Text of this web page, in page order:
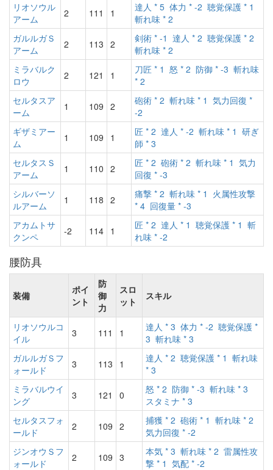
リオソウル
アーム
2 111 1 達人 * 5 体力 * -2 聴覚保護 * 1
斬れ味 * 2
ガルルガＳ
アーム
2 113 2 剣術 * -1 達人 * 2 聴覚保護 * 2
斬れ味 * 2
ミラバルク
ロウ
2 121 1 刀匠 * 1 怒 * 2 防御 * -3 斬れ味
* 2
セルタスア
ーム
1 109 2 砲術 * 2 斬れ味 * 1 気力回復 *
-2
ギザミアー
ム
1 109 1 匠 * 2 達人 * -2 斬れ味 * 1 研ぎ
師 * 3
セルタスＳ
アーム
1 110 2 匠 * 2 砲術 * 2 斬れ味 * 1 気力
回復 * -3
シルバーソ
ルアーム
1 118 2 痛撃 * 2 斬れ味 * 1 火属性攻撃
* 4 回復量 * -3
アカムトサ
クンペ
-2 114 1 匠 * 2 達人 * 1 聴覚保護 * 1 斬
れ味 * -2
腰防具
装備
ポイ
ント
防
御
力
スロ
ット
スキル
リオソウルコ
イル
3 111 1 達人 * 3 体力 * -2 聴覚保護 *
3 斬れ味 * 3
ガルルガＳフ
ォールド
3 113 1 達人 * 2 聴覚保護 * 1 斬れ味
* 3
ミラバルウイ
ング
3 121 0 怒 * 2 防御 * -3 斬れ味 * 3
スタミナ * 3
セルタスフォ
ールド
2 109 2 捕獲 * 2 砲術 * 1 斬れ味 * 2
気力回復 * -2
ジンオウＳフ
ォールド
2 109 3 本気 * 3 斬れ味 * 2 雷属性攻
撃 * 1 気配 * -2